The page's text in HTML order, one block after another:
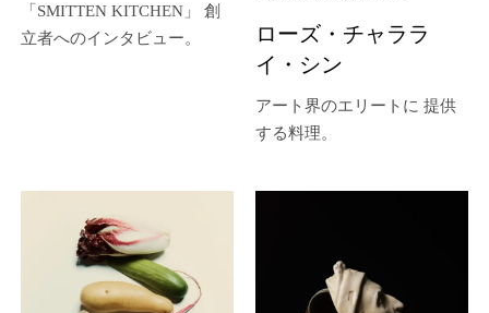
「SMITTEN KITCHEN」 創
立者へのインタビュー。
ローズ・チャララ
イ・シン
アート界のエリートに 提供
する料理。